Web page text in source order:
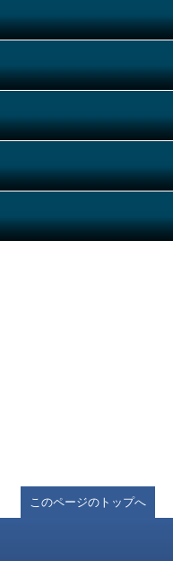
このページのトップへ